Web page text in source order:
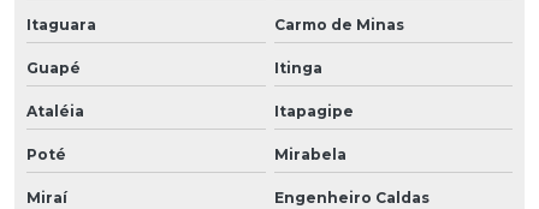
Itaguara Carmo de Minas
Guapé Itinga
Ataléia Itapagipe
Poté Mirabela
Miraí Engenheiro Caldas